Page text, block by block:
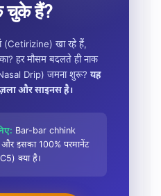
चुके हैं?
(Cetirizine) खा रहे हैं,
हर मौसम बदलते ही नाक
Drip) जमना शुरू? यह
और साइनस है।
Bar-bar chhink
और इसका 100% परमानेंट
क्या है।